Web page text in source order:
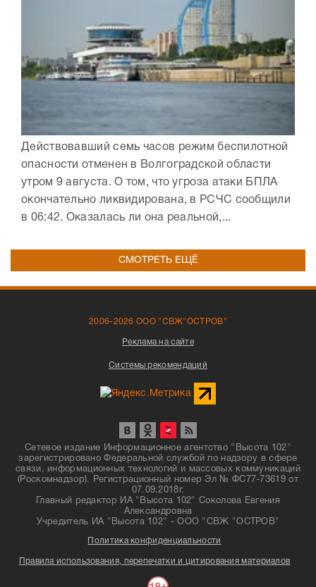
Действовавший семь часов режим беспилотной
опасности отменен в Волгоградской области
утром 9 августа. О том, что угроза атаки БПЛА
окончательно ликвидирована, в РСЧС сообщили
в 06:42. Оказалась ли она реальной,...
СМОТРЕТЬ ЕЩЁ
2006-2026 ООО "СВЖ"ОСТРОВ"
Реклама на сайте
Системы рекомендаций
Сетевое издание Информационное агентство "Высота 102"
зарегистрировано Федеральной службой по надзору в сфере
связи, информационных технологий и массовых коммуникаций
(Роскомнадзор). Регистрационный номер Эл № ФС77-73619 от
07.09.2018г.
Главный редактор ИА "Высота 102" Соколова Евгения
Александровна
Учредитель ИА "Высота 102" - ООО "СВЖ "ОСТРОВ"
Политика конфиденциальности
Правила использования, перепечатки и цитирования материалов